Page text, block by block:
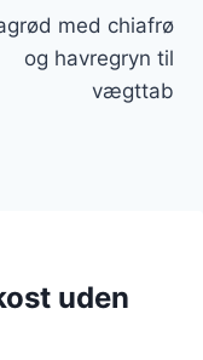
med chiafrø
og havregryn til
vægttab
uden